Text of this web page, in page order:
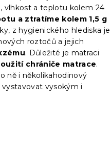
vlhkost a teplotu kolem 24
a ztratíme kolem 1,5 g
z hygienického hlediska je
roztočů a jejich
. Důležité je matraci
chrániče matrace.
ně i několikahodinový
vysokým i